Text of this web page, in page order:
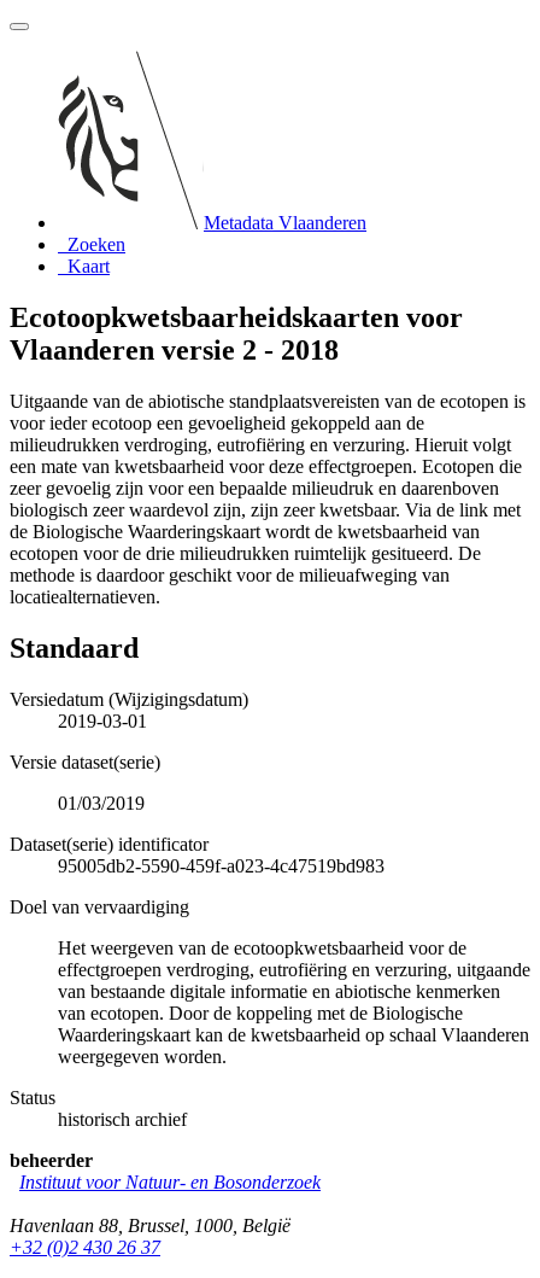
Metadata Vlaanderen
Zoeken
Kaart
Ecotoopkwetsbaarheidskaarten voor
Vlaanderen versie 2 - 2018
Uitgaande van de abiotische standplaatsvereisten van de ecotopen is
voor ieder ecotoop een gevoeligheid gekoppeld aan de
milieudrukken verdroging, eutrofiëring en verzuring. Hieruit volgt
een mate van kwetsbaarheid voor deze effectgroepen. Ecotopen die
zeer gevoelig zijn voor een bepaalde milieudruk en daarenboven
biologisch zeer waardevol zijn, zijn zeer kwetsbaar. Via de link met
de Biologische Waarderingskaart wordt de kwetsbaarheid van
ecotopen voor de drie milieudrukken ruimtelijk gesitueerd. De
methode is daardoor geschikt voor de milieuafweging van
locatiealternatieven.
Standaard
Versiedatum (Wijzigingsdatum)
2019-03-01
Versie dataset(serie)
01/03/2019
Dataset(serie) identificator
95005db2-5590-459f-a023-4c47519bd983
Doel van vervaardiging
Het weergeven van de ecotoopkwetsbaarheid voor de
effectgroepen verdroging, eutrofiëring en verzuring, uitgaande
van bestaande digitale informatie en abiotische kenmerken
van ecotopen. Door de koppeling met de Biologische
Waarderingskaart kan de kwetsbaarheid op schaal Vlaanderen
weergegeven worden.
Status
historisch archief
beheerder
Instituut voor Natuur- en Bosonderzoek
Havenlaan 88 Brussel 1000 België
+32 (0)2 430 26 37